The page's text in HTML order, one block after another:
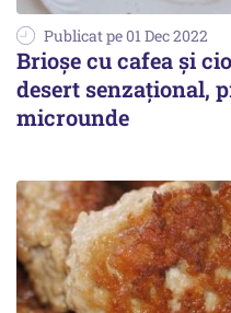
Publicat pe 01 Dec 2022
Brioșe cu cafea și
desert senzațional,
microunde